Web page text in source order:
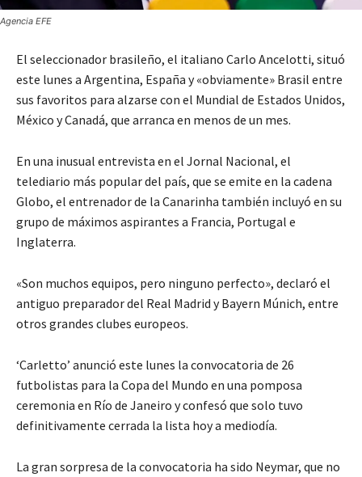
Agencia EFE
El seleccionador brasileño, el italiano Carlo Ancelotti, situó
este lunes a Argentina, España y «obviamente» Brasil entre
sus favoritos para alzarse con el Mundial de Estados Unidos,
México y Canadá, que arranca en menos de un mes.
En una inusual entrevista en el Jornal Nacional, el
telediario más popular del país, que se emite en la cadena
Globo, el entrenador de la Canarinha también incluyó en su
grupo de máximos aspirantes a Francia, Portugal e
Inglaterra.
«Son muchos equipos, pero ninguno perfecto», declaró el
antiguo preparador del Real Madrid y Bayern Múnich, entre
otros grandes clubes europeos.
‘Carletto’ anunció este lunes la convocatoria de 26
futbolistas para la Copa del Mundo en una pomposa
ceremonia en Río de Janeiro y confesó que solo tuvo
definitivamente cerrada la lista hoy a mediodía.
La gran sorpresa de la convocatoria ha sido Neymar, que no